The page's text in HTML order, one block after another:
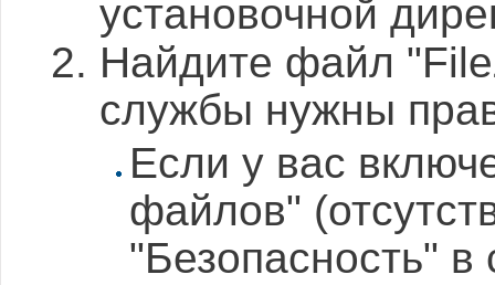
установочной
Найдите файл
службы нужны
Если у вас
файлов"
"Безопасность"